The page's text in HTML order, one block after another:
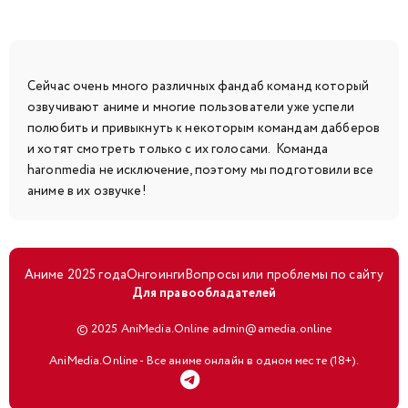
Сейчас очень много различных фандаб команд который
озвучивают аниме и многие пользователи уже успели
полюбить и привыкнуть к некоторым командам дабберов
и хотят смотреть только с их голосами. Команда
haronmedia не исключение, поэтому мы подготовили все
аниме в их озвучке!
Аниме 2025 годаОнгоингиВопросы или проблемы по сайту
Для правообладателей
© 2025 AniMedia.Online admin@amedia.online
AniMedia.Online - Все аниме онлайн в одном месте (18+).